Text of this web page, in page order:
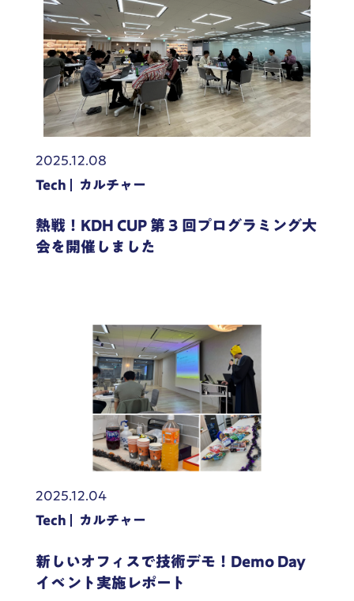
2025.12.08
Tech
カルチャー
熱戦！KDH CUP 第 3 回プログラミング大
会を開催しました
2025.12.04
Tech
カルチャー
新しいオフィスで技術デモ！Demo Day
イベント実施レポート